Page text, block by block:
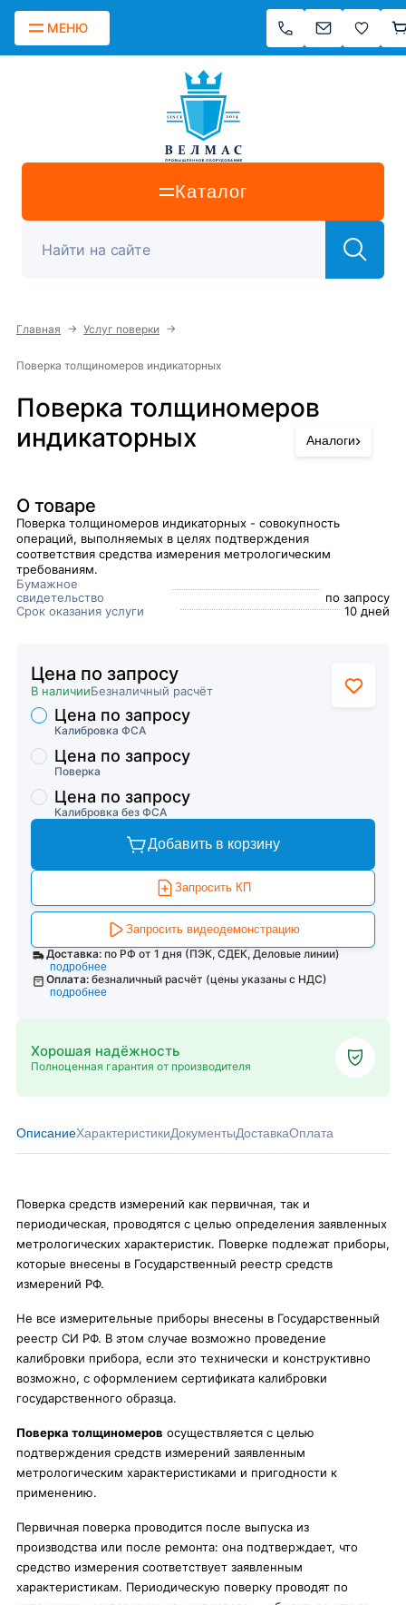
МЕНЮ
Каталог
Главная → Услуг поверки →
Поверка толщиномеров индикаторных
Поверка толщиномеров
индикаторных
Аналоги›
О товаре
Поверка толщиномеров индикаторных - совокупность
операций, выполняемых в целях подтверждения
соответствия средства измерения метрологическим
требованиям.
Бумажное
свидетельство
по запросу
Срок оказания услуги
10 дней
Цена по запросу
В наличииБезналичный расчёт
Торговые предложения
Калибровка ФСА
Цена по запросу
Поверка
Цена по запросу
Калибровка без ФСА
Цена по запросу
Добавить в корзину
Запросить КП
Запросить видеодемонстрацию
Доставка: по РФ от 1 дня (ПЭК, СДЕК, Деловые линии)
подробнее
Оплата: безналичный расчёт (цены указаны с НДС)
подробнее
Хорошая надёжность
Полноценная гарантия от производителя
ОписаниеХарактеристикиДокументыДоставкаОплата
Поверка средств измерений как первичная, так и
периодическая, проводятся с целью определения заявленных
метрологических характеристик. Поверке подлежат приборы,
которые внесены в Государственный реестр средств
измерений РФ.
Не все измерительные приборы внесены в Государственный
реестр СИ РФ. В этом случае возможно проведение
калибровки прибора, если это технически и конструктивно
возможно, с оформлением сертификата калибровки
государственного образца.
Поверка толщиномеров осуществляется с целью
подтверждения средств измерений заявленным
метрологическим характеристиками и пригодности к
применению.
Первичная поверка проводится после выпуска из
производства или после ремонта: она подтверждает, что
средство измерения соответствует заявленным
характеристикам. Периодическую поверку проводят по